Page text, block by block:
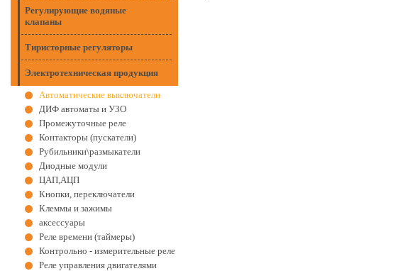
Регулирующие водяные
клапаны
Тиристорные регуляторы
Электротехническая продукция
Автоматические выключатели
ДИФ автоматы и УЗО
Промежуточные реле
Контакторы (пускатели)
Рубильники\размыкатели
Диодные модули
ЦАП,АЦП
Кнопки, переключатели
Клеммы и зажимы
аксессуары
Реле времени (таймеры)
Контрольно - измерительные реле
Реле управления двигателями